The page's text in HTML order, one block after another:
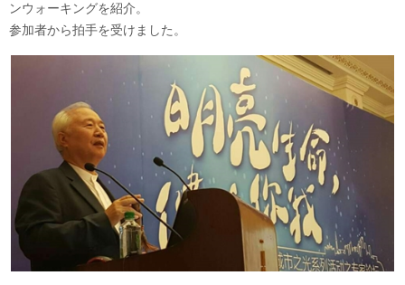
ンウォーキングを紹介。
参加者から拍手を受けました。